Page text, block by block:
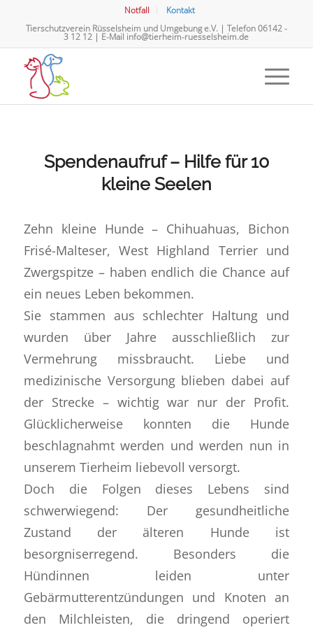
Notfall
Kontakt
Tierschutzverein Rüsselsheim und Umgebung e.V. | Telefon06142 -
3 12 12 | E-Mail info@tierheim-ruesselsheim.de
Spendenaufruf – Hilfe für 10
kleine Seelen
Zehn kleine Hunde – Chihuahuas, Bichon
Frisé-Malteser, West Highland Terrier und
Zwergspitze – haben endlich die Chance auf
ein neues Leben bekommen.
Sie stammen aus schlechter Haltung und
wurden über Jahre ausschließlich zur
Vermehrung missbraucht. Liebe und
medizinische Versorgung blieben dabei auf
der Strecke – wichtig war nur der Profit.
Glücklicherweise konnten die Hunde
beschlagnahmt werden und werden nun in
unserem Tierheim liebevoll versorgt.
Doch die Folgen dieses Lebens sind
schwerwiegend: Der gesundheitliche
Zustand der älteren Hunde ist
besorgniserregend. Besonders die
Hündinnen leiden unter
Gebärmutterentzündungen und Knoten an
den Milchleisten, die dringend operiert